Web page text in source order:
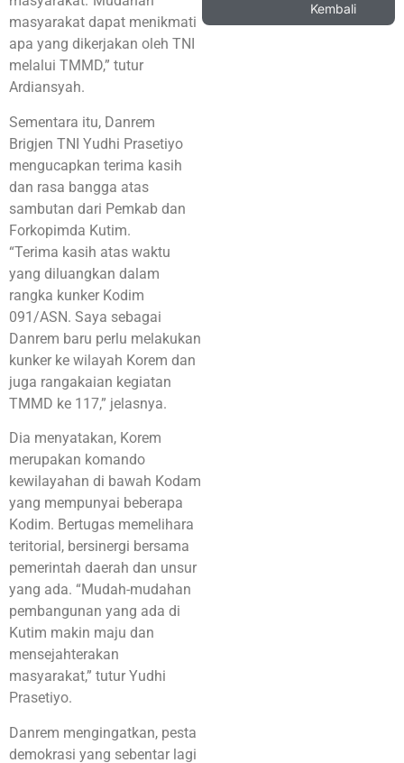
masyarakat dapat menikmati
apa yang dikerjakan oleh TNI
melalui TMMD,” tutur
Ardiansyah.
Sementara itu, Danrem
Brigjen TNI Yudhi Prasetiyo
mengucapkan terima kasih
dan rasa bangga atas
sambutan dari Pemkab dan
Forkopimda Kutim.
“Terima kasih atas waktu
yang diluangkan dalam
rangka kunker Kodim
091/ASN. Saya sebagai
Danrem baru perlu melakukan
kunker ke wilayah Korem dan
juga rangakaian kegiatan
TMMD ke 117,” jelasnya.
Dia menyatakan, Korem
merupakan komando
kewilayahan di bawah Kodam
yang mempunyai beberapa
Kodim. Bertugas memelihara
teritorial, bersinergi bersama
pemerintah daerah dan unsur
yang ada. “Mudah-mudahan
pembangunan yang ada di
Kutim makin maju dan
mensejahterakan
masyarakat,” tutur Yudhi
Prasetiyo.
Danrem mengingatkan, pesta
demokrasi yang sebentar lagi
Kembali